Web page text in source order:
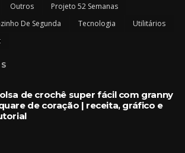
Outros
Projeto 52 Semanas
De Segunda Tecnologia
Utilitários
de crochê super fácil com granny
de coração | receita, gráfico e